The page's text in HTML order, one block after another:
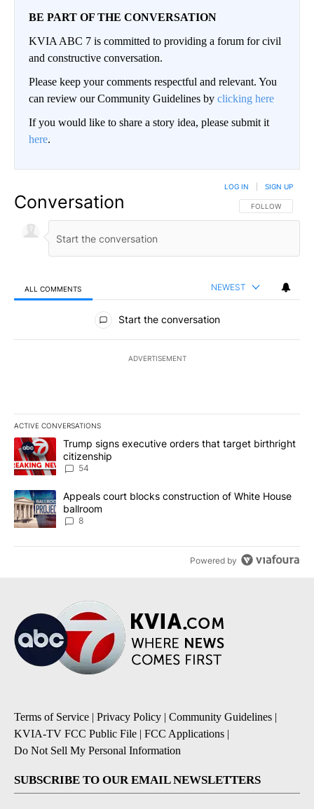
BE PART OF THE CONVERSATION
KVIA ABC 7 is committed to providing a forum for civil
and constructive conversation.
Please keep your comments respectful and relevant. You
can review our Community Guidelines by clicking here
If you would like to share a story idea, please submit it
here.
Conversation FOLLOW THIS
FOLLOW
LOG IN SIGN UP
ALL COMMENTS NEWEST
All Comments
Start the conversation
ADVERTISEMENT
ACTIVE CONVERSATIONS
The following is a list of the most commented articles in the last
A trending article titled "Trump signs executive orders that
Trump signs executive orders that target birthright
citizenship
54
A trending article titled "Appeals court blocks construction of
Appeals court blocks construction of White House
ballroom
8
Powered by
Terms of Service | Privacy Policy | Community Guidelines |
KVIA-TV FCC Public File | FCC Applications |
Do Not Sell My Personal Information
SUBSCRIBE TO OUR EMAIL NEWSLETTERS